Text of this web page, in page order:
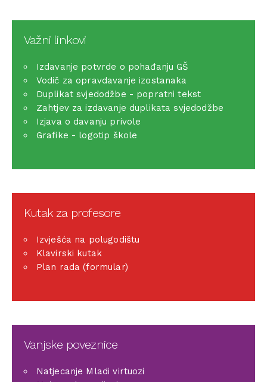
Važni linkovi
Izdavanje potvrde o pohađanju GŠ
Vodič za opravdavanje izostanaka
Duplikat svjedodžbe - popratni tekst
Zahtjev za izdavanje duplikata svjedodžbe
Izjava o davanju privole
Grafike - logotip škole
Kutak za profesore
Izvješća na polugodištu
Klavirski kutak
Plan rada (formular)
Vanjske poveznice
Natjecanje Mladi virtuozi